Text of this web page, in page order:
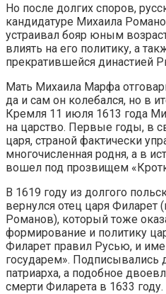
Но после долгих споров,
кандидатуре Михаила
устраивал бояр юным
влиять на его политику, а
прекратившейся династией
Мать Михаила Марфа
да и сам он колебался, но в
Кремля 11 июля 1613 года
на царство. Первые годы, в
царя, страной фактически
многочисленная родня, а в
вошел под прозвищем
В 1619 году из долгого
вернулся отец царя
Романов), который тоже
формирование и политику
Филарет правил Русью, и
государем». Подписывались
патриарха, а подобное
смерти Филарета в 1633 году.